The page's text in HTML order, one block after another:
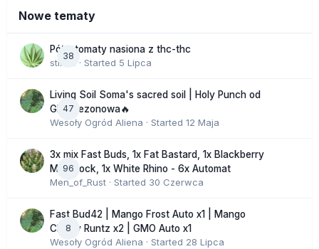
Nowe tematy
38
Półautomaty nasiona z thc-thc
stix33 · Started 5 Lipca
47
Living Soil Soma's sacred soil | Holy Punch od
GHS sezonowa🔥
Wesoły Ogród Aliena · Started 12 Maja
96
3x mix Fast Buds, 1x Fat Bastard, 1x Blackberry
Moonrock, 1x White Rhino - 6x Automat
Men_of_Rust · Started 30 Czerwca
8
Fast Bud42 | Mango Frost Auto x1 | Mango
Cherry Runtz x2 | GMO Auto x1
Wesoły Ogród Aliena · Started 28 Lipca